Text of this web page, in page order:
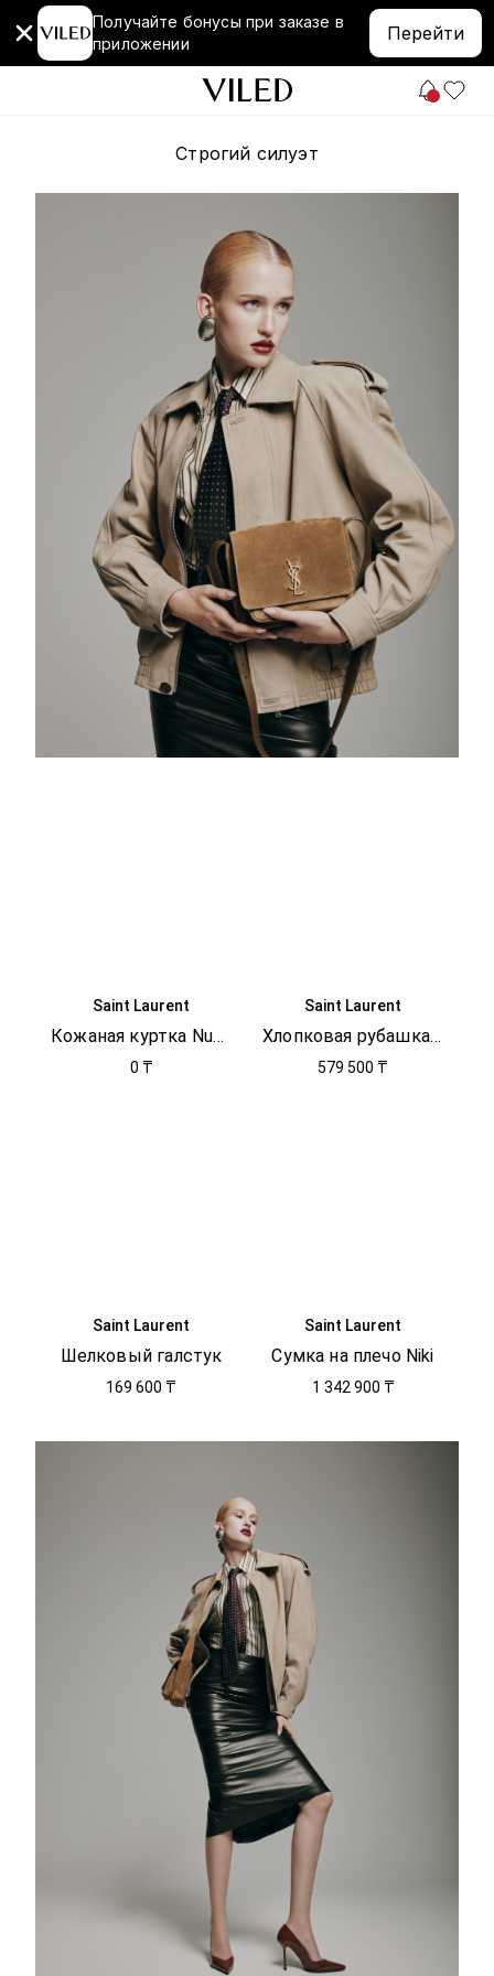
Получайте бонусы при заказе в
приложении
Перейти
Строгий силуэт
Saint Laurent
Кожаная куртка Numbuck
0 ₸
Saint Laurent
Хлопковая рубашка в полоску
579 500 ₸
Saint Laurent
Шелковый галстук
169 600 ₸
Saint Laurent
Сумка на плечо Niki
1 342 900 ₸